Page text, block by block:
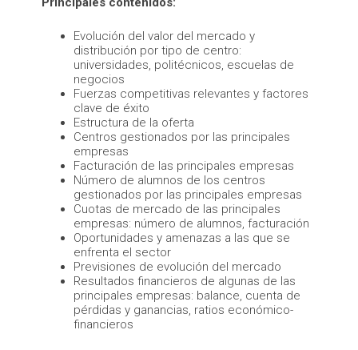
Evolución del valor del mercado y
distribución por tipo de centro:
universidades, politécnicos, escuelas de
negocios
Fuerzas competitivas relevantes y factores
clave de éxito
Estructura de la oferta
Centros gestionados por las principales
empresas
Facturación de las principales empresas
Número de alumnos de los centros
gestionados por las principales empresas
Cuotas de mercado de las principales
empresas: número de alumnos, facturación
Oportunidades y amenazas a las que se
enfrenta el sector
Previsiones de evolución del mercado
Resultados financieros de algunas de las
principales empresas: balance, cuenta de
pérdidas y ganancias, ratios económico-
financieros